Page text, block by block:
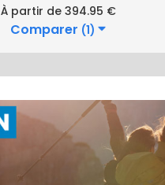
À partir de 394.95 €
Comparer (1)